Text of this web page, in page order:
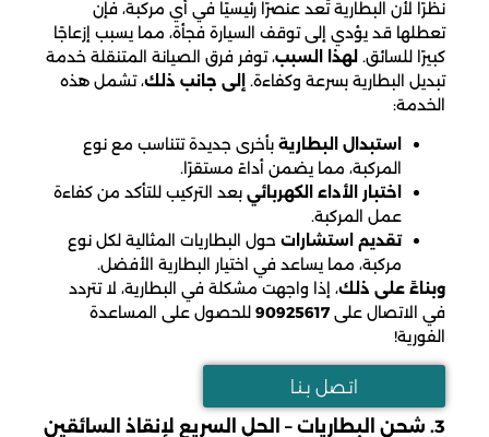
نظرًا لأن البطارية تُعد عنصرًا رئيسيًا في أي مركبة، فإن
تعطلها قد يؤدي إلى توقف السيارة فجأة، مما يسبب إزعاجًا
كبيرًا للسائق. لهذا السبب، توفر فرق الصيانة المتنقلة خدمة
تبديل البطارية بسرعة وكفاءة.
إلى جانب ذلك، تشمل هذه
الخدمة:
استبدال البطارية بأخرى جديدة تتناسب مع نوع
المركبة، مما يضمن أداءً مستقرًا.
اختبار الأداء الكهربائي بعد التركيب للتأكد من كفاءة
عمل المركبة.
تقديم استشارات حول البطاريات المثالية لكل نوع
مركبة، مما يساعد في اختيار البطارية الأفضل.
وبناءً على ذلك، إذا واجهت مشكلة في البطارية، لا تتردد
في الاتصال على 90925617 للحصول على المساعدة
الفورية!
اتـصل بـنـا
3. شحن البطاريات – الحل السريع لإنقاذ السائقين